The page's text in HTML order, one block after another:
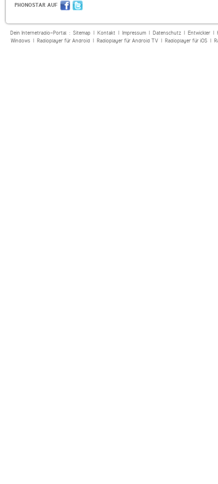
PHONOSTAR AUF
Dein Internetradio-Portal : Sitemap| Kontakt| Impressum| Datenschutz| Entwickler|
Windows| Radioplayer für Android| Radioplayer für Android TV| Radioplayer für iOS|